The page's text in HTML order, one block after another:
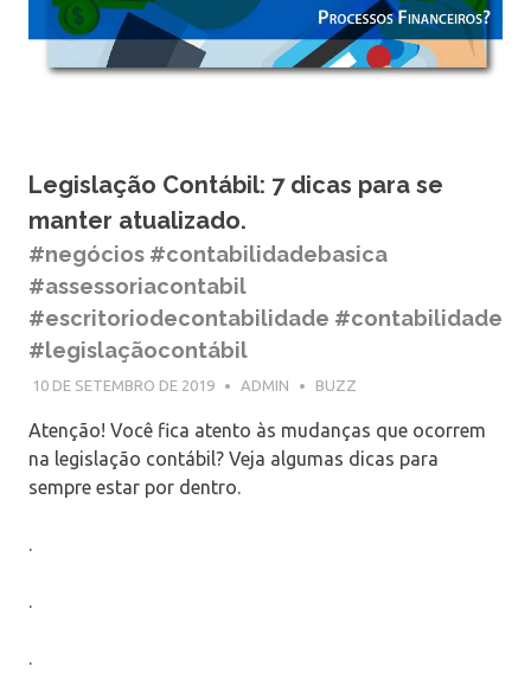
Legislação Contábil: 7 dicas para se
manter atualizado.
#negócios #contabilidadebasica
#assessoriacontabil
#escritoriodecontabilidade #contabilidade
#legislaçãocontábil
10 DE SETEMBRO DE 2019 ADMIN BUZZ
Atenção! Você fica atento às mudanças que ocorrem
na legislação contábil? Veja algumas dicas para
sempre estar por dentro.
.
.
.